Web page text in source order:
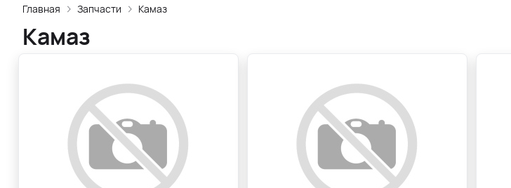
Главная
Запчасти Камаз
Камаз